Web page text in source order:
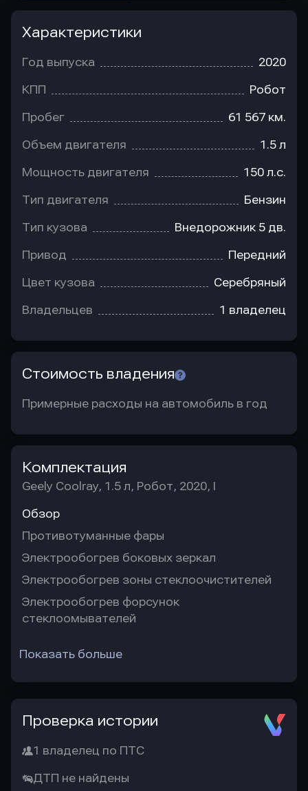
Характеристики
Год выпуска 2020
КПП Робот
Пробег 61 567 км.
Объем двигателя 1.5 л
Мощность двигателя 150 л.с.
Тип двигателя Бензин
Тип кузова Внедорожник 5 дв.
Привод Передний
Цвет кузова Серебряный
Владельцев 1 владелец
Стоимость владения
Примерные расходы на автомобиль в год
Комплектация
Geely Coolray, 1.5 л, Робот, 2020, I
Обзор
Противотуманные фары
Электрообогрев боковых зеркал
Электрообогрев зоны стеклоочистителей
Электрообогрев форсунок
стеклоомывателей
Показать больше
Проверка истории
1 владелец по ПТС
ДТП не найдены